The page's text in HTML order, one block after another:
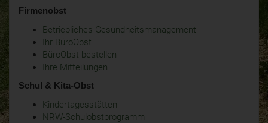
Firmenobst
Betriebliches Gesundheitsmanagement
Ihr BüroObst
BüroObst bestellen
Ihre Mitteilungen
Schul & Kita-Obst
Kindertagesstätten
NRW-Schulobstprogramm